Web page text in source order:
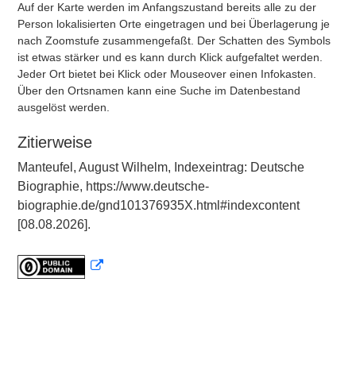
Auf der Karte werden im Anfangszustand bereits alle zu der
Person lokalisierten Orte eingetragen und bei Überlagerung je
nach Zoomstufe zusammengefaßt. Der Schatten des Symbols
ist etwas stärker und es kann durch Klick aufgefaltet werden.
Jeder Ort bietet bei Klick oder Mouseover einen Infokasten.
Über den Ortsnamen kann eine Suche im Datenbestand
ausgelöst werden.
Zitierweise
Manteufel, August Wilhelm, Indexeintrag: Deutsche
Biographie, https://www.deutsche-
biographie.de/gnd101376935X.html#indexcontent
[08.08.2026].